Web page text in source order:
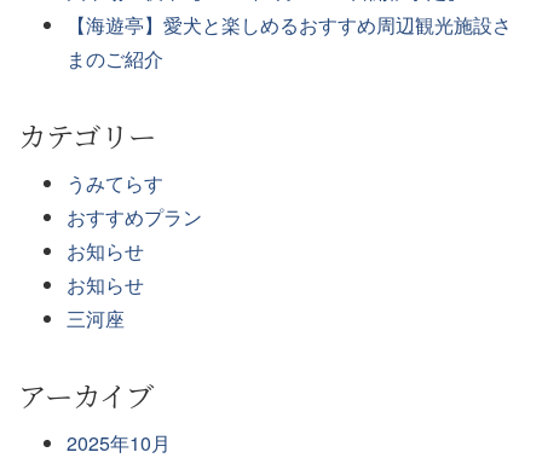
【海遊亭】愛犬と楽しめるおすすめ周辺観光施設さ
まのご紹介
カテゴリー
うみてらす
おすすめプラン
お知らせ
お知らせ
三河座
アーカイブ
2025年10月